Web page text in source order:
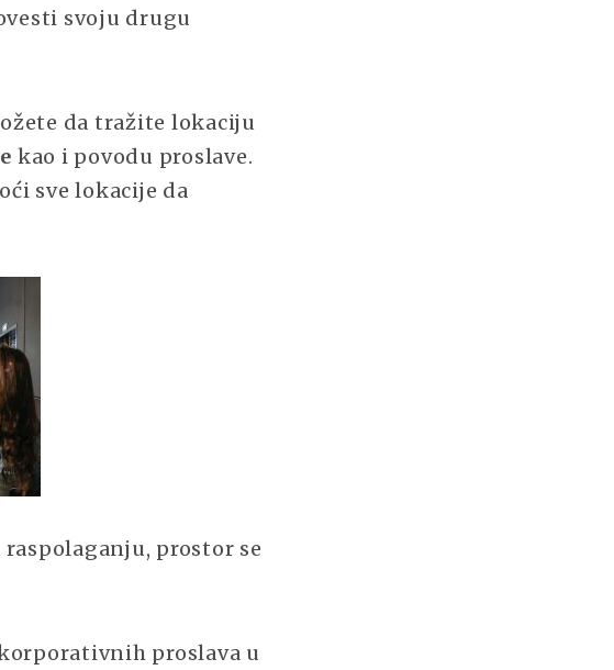
svoju drugu
da tražite lokaciju
kao i povodu proslave.
sve lokacije da
prostor se
proslava u